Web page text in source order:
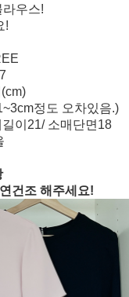
라우스!
!
정도 오차있음.)
이21/ 소매단면18
건조 해주세요!